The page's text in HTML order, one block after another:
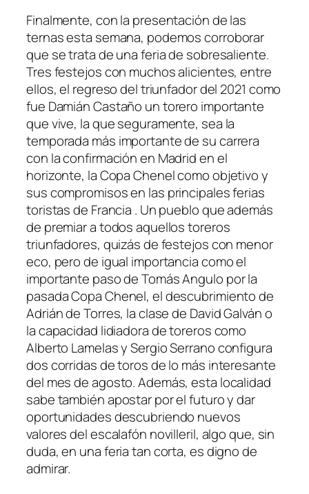
Finalmente, con la presentación de las
ternas esta semana, podemos corroborar
que se trata de una feria de sobresaliente.
Tres festejos con muchos alicientes, entre
ellos, el regreso del triunfador del 2021 como
fue Damián Castaño un torero importante
que vive, la que seguramente, sea la
temporada más importante de su carrera
con la confirmación en Madrid en el
horizonte, la Copa Chenel como objetivo y
sus compromisos en las principales ferias
toristas de Francia . Un pueblo que además
de premiar a todos aquellos toreros
triunfadores, quizás de festejos con menor
eco, pero de igual importancia como el
importante paso de Tomás Angulo por la
pasada Copa Chenel, el descubrimiento de
Adrián de Torres, la clase de David Galván o
la capacidad lidiadora de toreros como
Alberto Lamelas y Sergio Serrano configura
dos corridas de toros de lo más interesante
del mes de agosto. Además, esta localidad
sabe también apostar por el futuro y dar
oportunidades descubriendo nuevos
valores del escalafón novilleril, algo que, sin
duda, en una feria tan corta, es digno de
admirar.